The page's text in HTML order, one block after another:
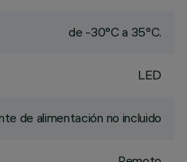
de -30°C a 35°C.
LED
de alimentación no incluido